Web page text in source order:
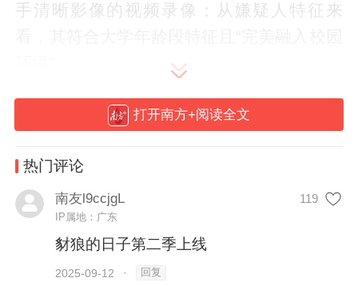
手清晰影像的视频录像；从嫌疑人特征来
美国联邦调查局同日表示，已找到该案中疑
似被枪手使用的武器——一把高威力步枪。
涉案武器将被送往实验室进行专业分析。
犹他州公共安全部在通报中强调，目前正全
力核查所有相关线索，誓言将嫌疑人抓捕归
案，后续案件细节待进一步公布。
打开南方+阅读全文
热门评论
南友l9ccjgL 119
IP属地：广东
豺狼的日子第二季上线
2025-09-12 · 回复